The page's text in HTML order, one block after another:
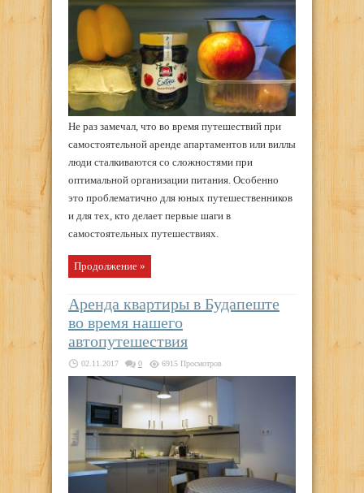
Не раз замечал, что во время путешествий при
самостоятельной аренде апартаментов или виллы
люди сталкиваются со сложностями при
оптимальной организации питания. Особенно
это проблематично для юных путешественников
и для тех, кто делает первые шаги в
самостоятельных путешествиях.
Продолжение »
Аренда квартиры в Будапеште
во время нашего
автопутешествия
02.11.2017 0 6915 Просмотров